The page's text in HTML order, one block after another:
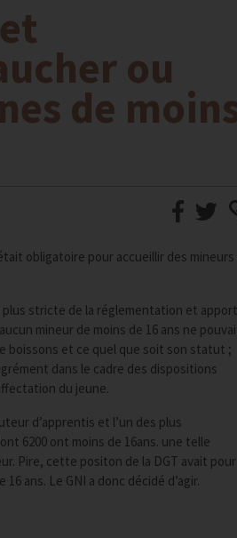
ou
de
obligatoire pour accueillir des mineurs
plus stricte de la réglementation et
mineur de moins de 16 ans ne
boissons et ce quel que soit son statut ;
dans le cadre des dispositions
du jeune.
d’apprentis et l’un des plus
6200 ont moins de 16ans. une telle
Pire, cette positon de la DGT avait pour
ans. Le GNI a donc décidé d’agir.